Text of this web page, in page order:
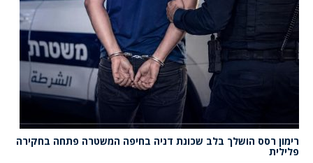
רימון רסס הושלך בלב שכונת דניה בחיפה המשטרה פתחה בחקירה
פלילית